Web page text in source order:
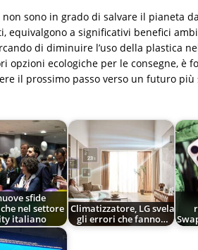
sono in grado di salvare il pianeta
equivalgono a significativi benefici
di diminuire l’uso della plastica
opzioni ecologiche per le consegne, è
il prossimo passo verso un futuro più
sfide
nel settore
italiano
Climatizzatore, LG svela
gli errori che fanno…